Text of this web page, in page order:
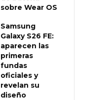
sobre Wear OS
Samsung
Galaxy S26 FE:
aparecen las
primeras
fundas
oficiales y
revelan su
diseño